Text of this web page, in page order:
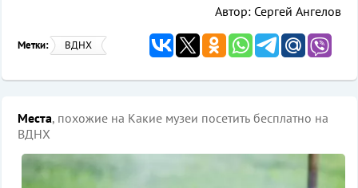
Автор: Сергей Ангелов
Метки: ВДНХ
Места, похожие на Какие музеи посетить бесплатно на
ВДНХ